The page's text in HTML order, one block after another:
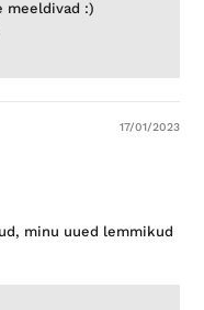
meeldivad :)
17/01/2023
minu uued lemmikud